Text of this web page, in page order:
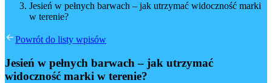
Jesień w pełnych barwach – jak utrzymać widoczność marki
w terenie?
Powrót do listy wpisów
Jesień w pełnych barwach – jak utrzymać
widoczność marki w terenie?